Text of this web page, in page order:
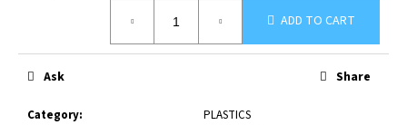
ADD TO CART
Category:
PLASTICS
Ask Share
e